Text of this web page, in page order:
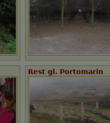
Rest gl. Portomarin